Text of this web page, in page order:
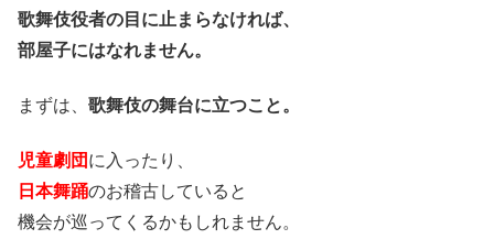
歌舞伎役者の目に止まらなければ、
部屋子にはなれません。
まずは、 歌舞伎の舞台に立つこと。
児童劇団 に入ったり、
日本舞踊のお稽古していると
機会が巡ってくるかもしれません。